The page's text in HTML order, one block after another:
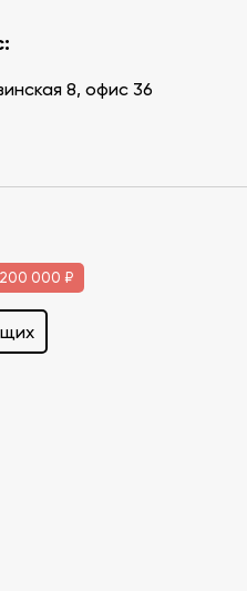
8, офис 36
000 ₽